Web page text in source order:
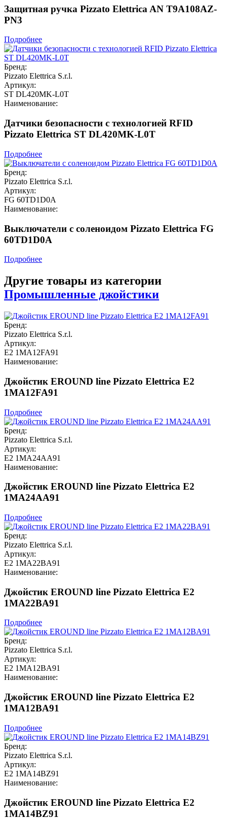
Защитная ручка Pizzato Elettrica AN T9A108AZ-
PN3
Подробнее
Бренд:
Pizzato Elettrica S.r.l.
Артикул:
ST DL420MK-L0T
Наименование:
Датчики безопасности с технологией RFID
Pizzato Elettrica ST DL420MK-L0T
Подробнее
Бренд:
Pizzato Elettrica S.r.l.
Артикул:
FG 60TD1D0A
Наименование:
Выключатели с соленоидом Pizzato Elettrica FG
60TD1D0A
Подробнее
Другие товары из категории
Промышленные джойстики
Бренд:
Pizzato Elettrica S.r.l.
Артикул:
E2 1MA12FA91
Наименование:
Джойстик EROUND line Pizzato Elettrica E2
1MA12FA91
Подробнее
Бренд:
Pizzato Elettrica S.r.l.
Артикул:
E2 1MA24AA91
Наименование:
Джойстик EROUND line Pizzato Elettrica E2
1MA24AA91
Подробнее
Бренд:
Pizzato Elettrica S.r.l.
Артикул:
E2 1MA22BA91
Наименование:
Джойстик EROUND line Pizzato Elettrica E2
1MA22BA91
Подробнее
Бренд:
Pizzato Elettrica S.r.l.
Артикул:
E2 1MA12BA91
Наименование:
Джойстик EROUND line Pizzato Elettrica E2
1MA12BA91
Подробнее
Бренд:
Pizzato Elettrica S.r.l.
Артикул:
E2 1MA14BZ91
Наименование:
Джойстик EROUND line Pizzato Elettrica E2
1MA14BZ91